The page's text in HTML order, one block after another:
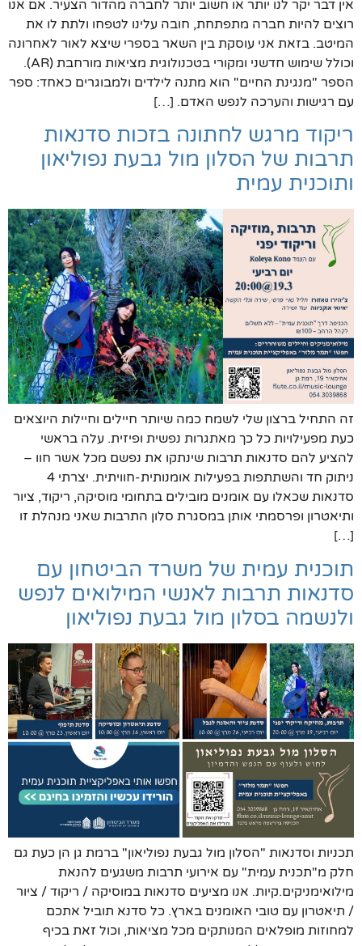
אין דבר יקר לנו יותר או חשוב יותר לחברה מהדור הצעיר. אם אנו
רוצים להיות חברה מתפתחת, חובה עלינו לטפחו ולתת לו את
המיטב. בזאת אני עוסקת בין השאר בספרי שיצא לאור לאחרונה
וכולל שימוש חדשני ומקורי בטכנולוגית מציאות מורחבת (AR).
הספר "מנגינת החיים" הוא מתנה לילדים ולמבוגרים כאחד: ספר
עם רגישות והערכה לנפש האדם. […]
ריקוד מרגש לחתונה בזכות סדנאות
תרבות של הסלון מול גבעת נפוליאון
ותוכנית עמית
זה התחיל ברצון שלי לשמח כמה שיותר חיילים וחיילות היוצאים
כעת מפעילויות כל כך מאתגרות נפשית ופיזית. עלה בראשי
להציע להם סדנאות תרבות שינתקו את נפשם מכל אשר חוו –
ניתוק חד והשתתפות בפעילות אומנותית-חוויתית. יצרתי 4
סדנאות שכאלו עם אומנים מובילים בתחומי מוסיקה, ריקוד, ציור
ותיאטרון ופרסמתי אותן במסגרת סלון התרבות שאני מנהלת זו
[…]
תוכנית עמית של משרד הביטחון עם
סדנאות תרבות לאנשי המילואים לנפש
ולנשמה בסלון מול גבעת נפוליאון
תכניות וסדנאות "הסלון מול גבעת נפוליאון" ברמת גן הן כעת גם
חלק מ"תכנית עמית" עם אירועי תרבות משגעים להנאת
מילואימניקים.קיות. אנו מציעים סדנאות במוסיקה / ריקוד / ציור
/ תיאטרון עם טובי האומנים בארץ. כל סדנא תוביל אתכם
למחוזות מופלאים המנותקים מכל מציאות, וכול זאת בכיף